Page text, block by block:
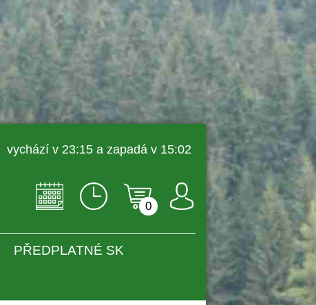
vychází v 23:15 a zapadá v 15:02
0
PŘEDPLATNÉ SK